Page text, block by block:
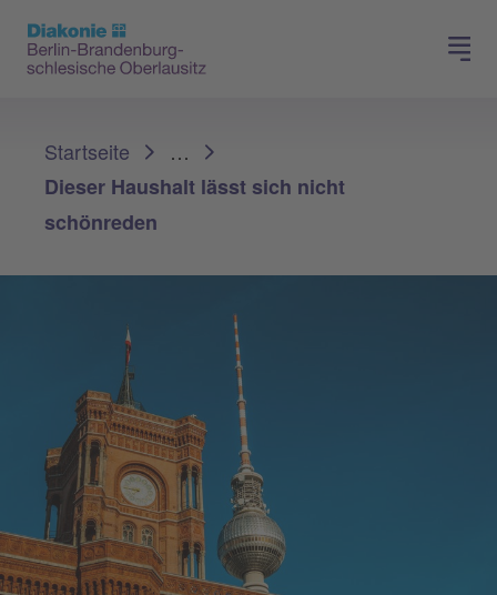
Presse
Startseite
…
Dieser Haushalt lässt sich nicht
schönreden